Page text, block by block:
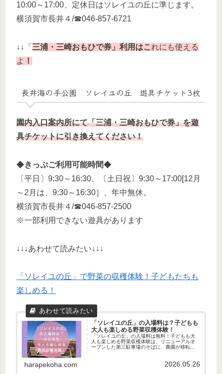
10:00～17:00、定休日はソレイユの丘に準じます。
横須賀市長井４/☎046-857-6721
↓↓ 「 三浦・三崎おもひで券」利用はこ れにも使える
よ ！
長井海の手公園 ソレイユの丘 遊具チケット3枚
園内入口案内所にて「三浦・三崎おもひで券」を遊
具チケットに引き換えてください！
◆きっぷご利用可能時間◆
〔平日〕9:30～16:30、〔土日祝〕9:30～17:00[12月
～2月は、9:30～16:30］、年中無休。
横須賀市長井４/☎046-857-2500
※一部利用できない遊具があります
↓↓↓あわせて読みたい↓↓↓
「ソレイユの丘」で野菜の収穫体験！子どもたちも
楽しめる！
「ソレイユの丘」の入場料は？子どもも
大人も楽しめる野菜収穫体験！
「ソレイユの丘」の入場料は無料！子どもも大
人も楽しめる野菜収穫体験は、リニューアルオ
ープンした第三駐車場のそばに、農園が移転。
harapekoha.com 2026.05.26